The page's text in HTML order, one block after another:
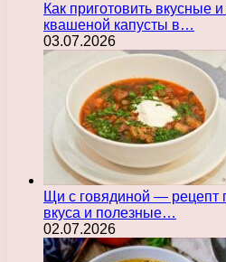
Как приготовить вкусные
квашеной капусты в…
03.07.2026
Щи с говядиной — рецепт
вкуса и полезные…
02.07.2026